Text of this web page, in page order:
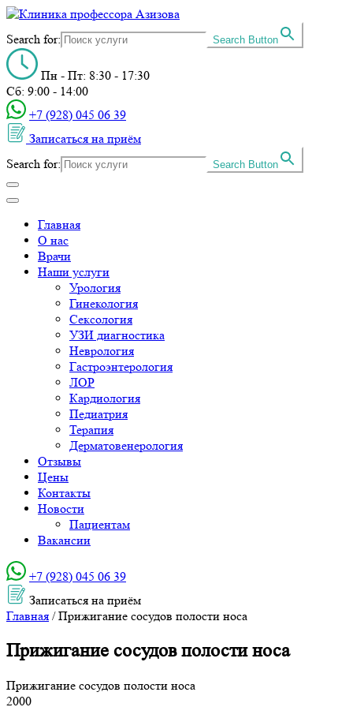
Search for: Search Button
Пн - Пт: 8:30 - 17:30
Сб: 9:00 - 14:00
+7 (928) 045 06 39‬
Записаться на приём
Search for:
Search Button
Главная
О нас
Врачи
Наши услуги
Урология
Гинекология
Сексология
УЗИ диагностика
Неврология
Гастроэнтерология
ЛОР
Кардиология
Педиатрия
Терапия
Дерматовенерология
Отзывы
Цены
Контакты
Новости
Пациентам
Вакансии
+7 (928) 045 06 39‬
Записаться на приём
Главная / Прижигание сосудов полости носа
Прижигание сосудов полости носа
Прижигание сосудов полости носа
2000